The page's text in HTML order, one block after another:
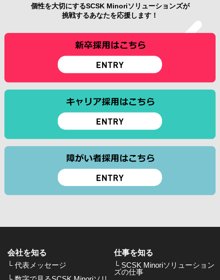
個性を大切にするSCSK Minoriソリューションズが
挑戦するあなたを応援します！
会社を知る
└ 代表メッセージ
仕事を知る
└ SCSK Minoriソリューション
ズの仕事